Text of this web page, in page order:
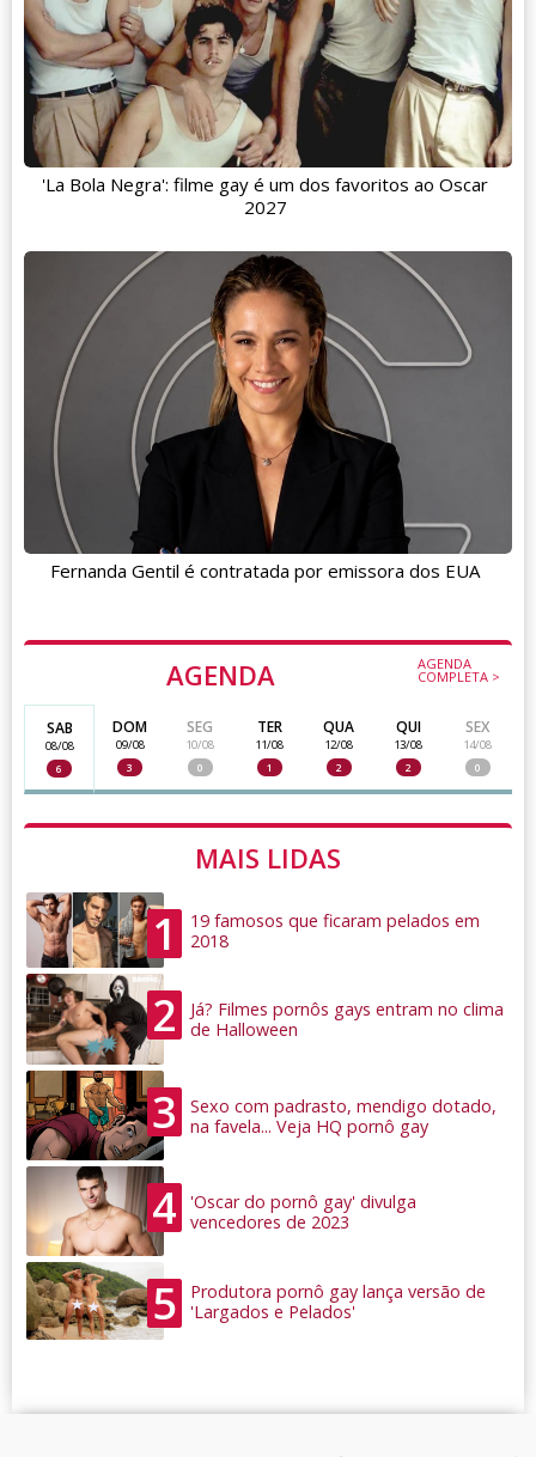
AGENDA AGENDA
COMPLETA >
SAB
08/08
6
DOM
09/08
3
SEG
10/08
0
TER
11/08
1
QUA
12/08
2
QUI
13/08
2
SEX
14/08
0
MAIS LIDAS
1
19 famosos que ficaram pelados em
2018
2
Já? Filmes pornôs gays entram no clima
de Halloween
3
Sexo com padrasto, mendigo dotado,
na favela... Veja HQ pornô gay
4
'Oscar do pornô gay' divulga
vencedores de 2023
5
Produtora pornô gay lança versão de
'Largados e Pelados'
'La Bola Negra': filme gay é um dos favoritos ao Oscar
2027
Fernanda Gentil é contratada por emissora dos EUA